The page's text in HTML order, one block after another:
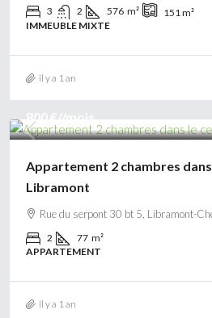
3 2 576 m² 151m²
IMMEUBLE MIXTE
il y a 1 an
800 €//mois
Appartement 2 chambres
Libramont
Rue du serpont 30 bt 5, Libramont-
2 77 m²
APPARTEMENT
il y a 1 an